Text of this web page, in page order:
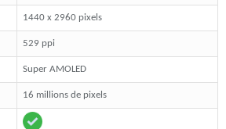
1440 x 2960 pixels
529 ppi
Super AMOLED
16 millions de pixels